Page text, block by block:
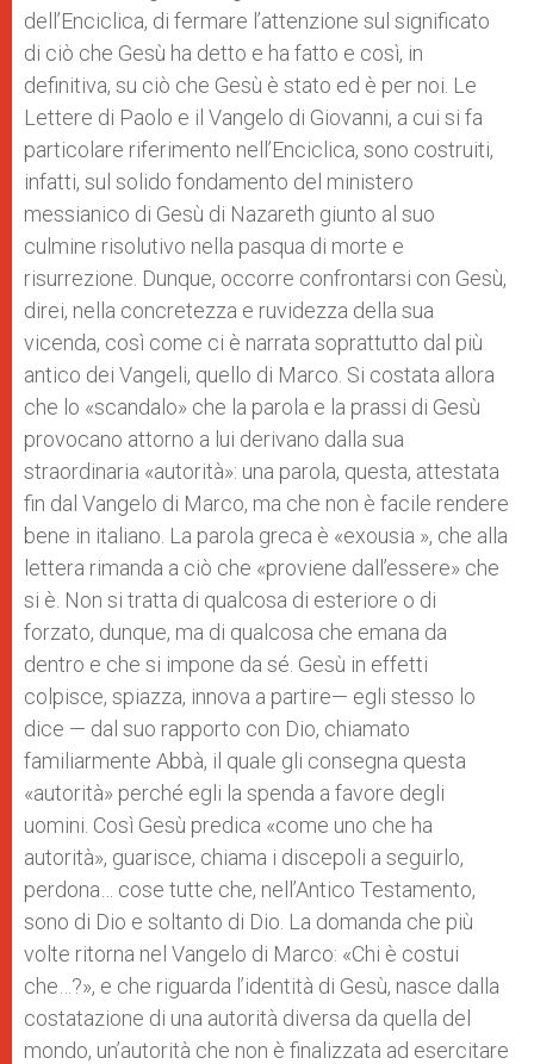
dell’Enciclica, di fermare l’attenzione sul significato
di ciò che Gesù ha detto e ha fatto e così, in
definitiva, su ciò che Gesù è stato ed è per noi. Le
Lettere di Paolo e il Vangelo di Giovanni, a cui si fa
particolare riferimento nell’Enciclica, sono costruiti,
infatti, sul solido fondamento del ministero
messianico di Gesù di Nazareth giunto al suo
culmine risolutivo nella pasqua di morte e
risurrezione. Dunque, occorre confrontarsi con Gesù,
direi, nella concretezza e ruvidezza della sua
vicenda, così come ci è narrata soprattutto dal più
antico dei Vangeli, quello di Marco. Si costata allora
che lo «scandalo» che la parola e la prassi di Gesù
provocano attorno a lui derivano dalla sua
straordinaria «autorità»: una parola, questa, attestata
fin dal Vangelo di Marco, ma che non è facile rendere
bene in italiano. La parola greca è «exousia », che alla
lettera rimanda a ciò che «proviene dall’essere» che
si è. Non si tratta di qualcosa di esteriore o di
forzato, dunque, ma di qualcosa che emana da
dentro e che si impone da sé. Gesù in effetti
colpisce, spiazza, innova a partire— egli stesso lo
dice — dal suo rapporto con Dio, chiamato
familiarmente Abbà, il quale gli consegna questa
«autorità» perché egli la spenda a favore degli
uomini. Così Gesù predica «come uno che ha
autorità», guarisce, chiama i discepoli a seguirlo,
perdona… cose tutte che, nell’Antico Testamento,
sono di Dio e soltanto di Dio. La domanda che più
volte ritorna nel Vangelo di Marco: «Chi è costui
che…?», e che riguarda l’identità di Gesù, nasce dalla
costatazione di una autorità diversa da quella del
mondo, un’autorità che non è finalizzata ad esercitare